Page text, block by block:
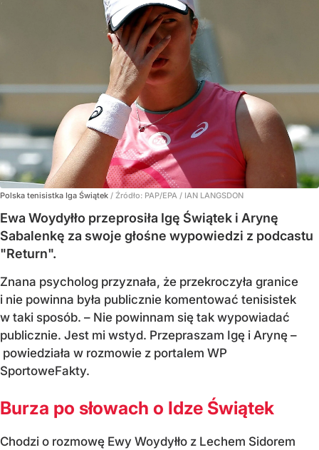
Polska tenisistka Iga Świątek / Źródło: PAP/EPA / IAN LANGSDON
Ewa Woydyłło przeprosiła Igę Świątek i Arynę
Sabalenkę za swoje głośne wypowiedzi z podcastu
"Return".
Znana psycholog przyznała, że przekroczyła granice
i nie powinna była publicznie komentować tenisistek
w taki sposób. – Nie powinnam się tak wypowiadać
publicznie. Jest mi wstyd. Przepraszam Igę i Arynę –
powiedziała w rozmowie z portalem WP
SportoweFakty.
Burza po słowach o Idze Świątek
Chodzi o rozmowę Ewy Woydyłło z Lechem Sidorem